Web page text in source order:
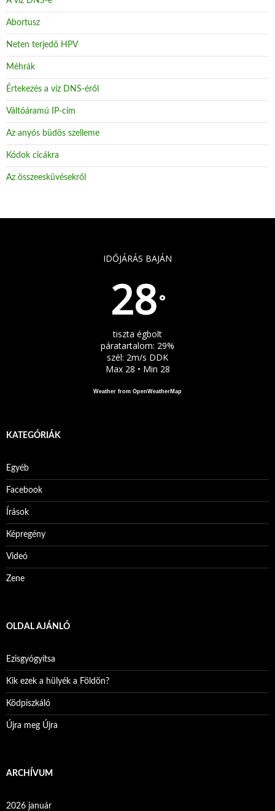
Abortusz
Neten terjedő HPV
Méhrák
Értekezés a víz DNS-éről
Váltóáramú IP-cím
Az anyós büdös szelleme
Kódok cicákra
Az összeesküvésekről
IDŐJÁRÁS BAJÁN
28°
tiszta égbolt
páratartalom: 29%
szél: 2m/s DDK
Max 28 • Min 28
Weather from OpenWeatherMap
KATEGÓRIÁK
Egyéb
Facebook
Írások
Képregény
Videó
Zene
OLDAL AJÁNLÓ
Ezisgyógyítsa
Kik ezek a hülyék a Földön?
Ködpiszkáló
Újra meg Újra
ARCHÍVUM
2026 január